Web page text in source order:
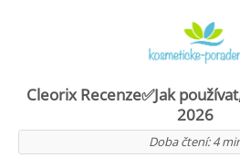
Cleorix Recenze✅Jak
2026
Doba čtení:4